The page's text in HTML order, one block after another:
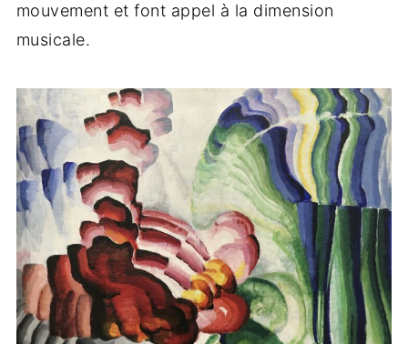
mouvement et font appel à la dimension
musicale.